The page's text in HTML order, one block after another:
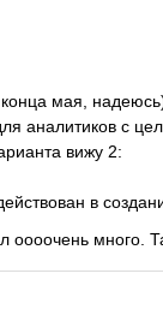
мая,
аналитиков с
вижу 2:
в
много.